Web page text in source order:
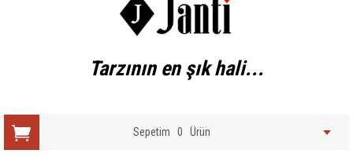
Tarzının en şık hali...
Sepetim 0 Ürün